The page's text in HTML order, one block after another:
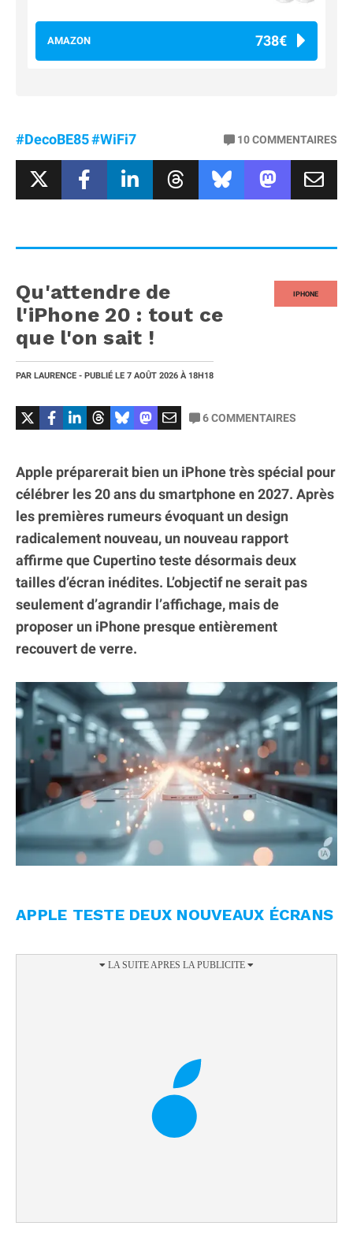
AMAZON 738€
#DecoBE85#WiFi7 10COMMENTAIRES
IPHONE
Qu'attendre de
l'iPhone 20 : tout ce
que l'on sait !
PAR LAURENCE - PUBLIÉ LE 7 AOÛT 2026 À 18H18
6COMMENTAIRES
Apple préparerait bien un iPhone très spécial pour
célébrer les 20 ans du smartphone en 2027. Après
les premières rumeurs évoquant un design
radicalement nouveau, un nouveau rapport
affirme que Cupertino teste désormais deux
tailles d’écran inédites. L’objectif ne serait pas
seulement d’agrandir l’affichage, mais de
proposer un iPhone presque entièrement
recouvert de verre.
APPLE TESTE DEUX NOUVEAUX ÉCRANS